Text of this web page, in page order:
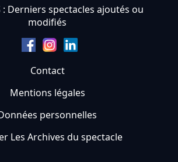
: Derniers spectacles ajoutés ou
modifiés
Contact
Mentions légales
personnelles
Les Archives du spectacle